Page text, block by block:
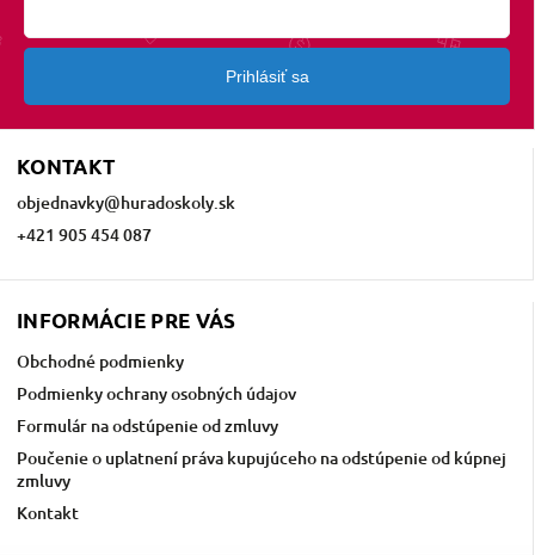
KONTAKT
objednavky@huradoskoly.sk
+421 905 454 087
INFORMÁCIE PRE VÁS
Obchodné podmienky
Podmienky ochrany osobných údajov
Formulár na odstúpenie od zmluvy
Poučenie o uplatnení práva kupujúceho na odstúpenie od kúpnej
zmluvy
Kontakt
Prihlásiť sa